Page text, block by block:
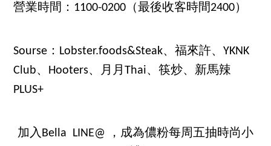
營業時間：1100-0200（最後收客時間2400）
Sourse：Lobster.foods&Steak、福來許、YKNK
Club、Hooters、月月Thai、筷炒、新馬辣
PLUS+
加入Bella LINE@ ，成為儂粉每周五抽時尚小